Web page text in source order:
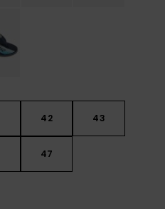
42 43
47